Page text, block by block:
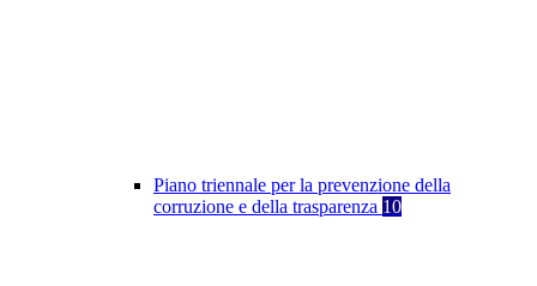
Piano triennale per la prevenzione della
corruzione e della trasparenza 10